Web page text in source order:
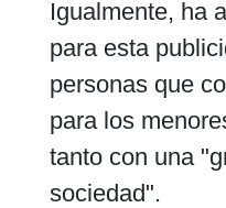
Igualmente, ha
para esta
personas que
para los
tanto con una
sociedad".